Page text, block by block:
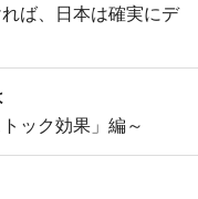
ック効果」編～
ば、日本は確実にデ